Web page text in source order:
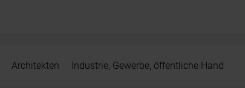
Architekten Industrie, Gewerbe, öffentliche Hand